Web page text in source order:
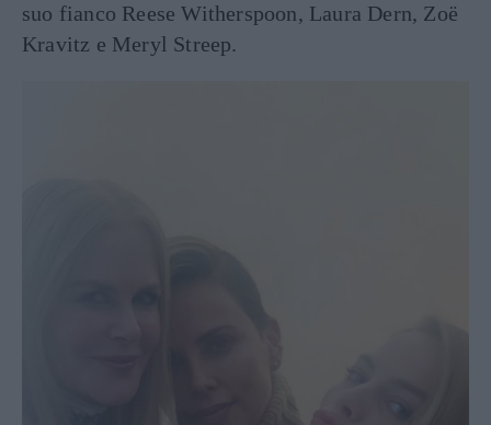
suo fianco Reese Witherspoon, Laura Dern, Zoë
Kravitz e Meryl Streep.